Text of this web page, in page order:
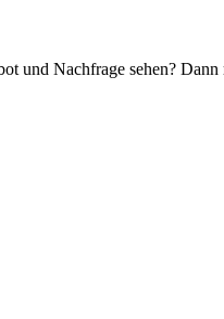
und Nachfrage sehen? Dann